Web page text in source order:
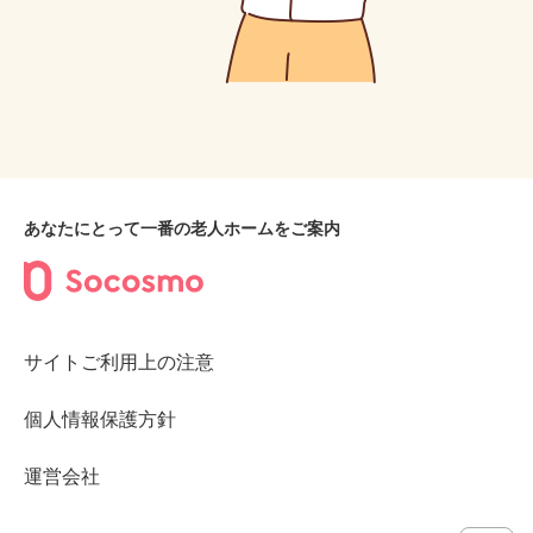
あなたにとって一番の老人ホームをご案内
サイトご利用上の注意
個人情報保護方針
運営会社